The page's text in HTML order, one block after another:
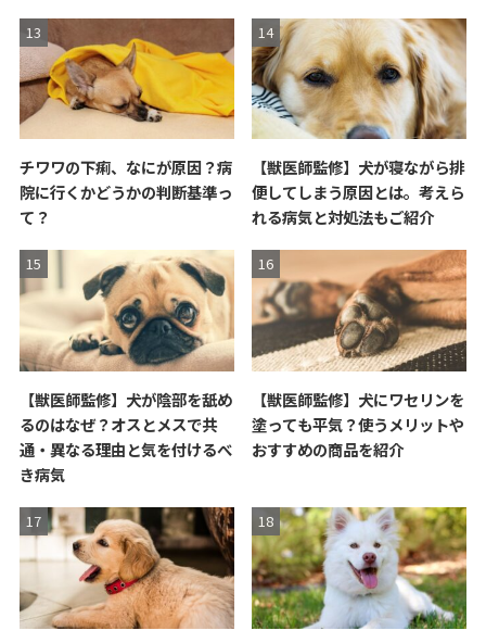
チワワの下痢、なにが原因？病
院に行くかどうかの判断基準っ
て？
【獣医師監修】犬が寝ながら排
便してしまう原因とは。考えら
れる病気と対処法もご紹介
【獣医師監修】犬が陰部を舐め
るのはなぜ？オスとメスで共
通・異なる理由と気を付けるべ
き病気
【獣医師監修】犬にワセリンを
塗っても平気？使うメリットや
おすすめの商品を紹介